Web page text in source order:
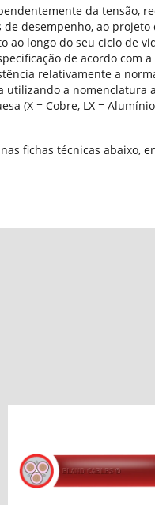
da tensão,
desempenho, ao projeto
ao longo do seu ciclo de
de acordo com a
relativamente a
utilizando a nomenclatura
(X = Cobre, LX =
fichas técnicas abaixo,